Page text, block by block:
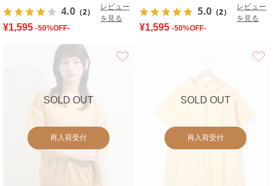
4.0 （2）
レビュー
を見る
¥1,595 -50%OFF-
5.0 （2）
レビュー
を見る
¥1,595 -50%OFF-
SOLD OUT
再入荷受付
SOLD OUT
再入荷受付